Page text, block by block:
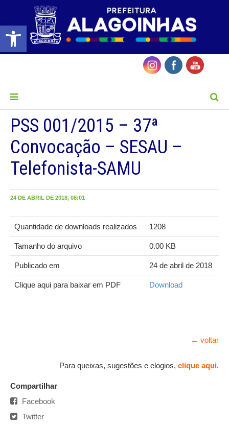
PSS 001/2015 – 37ª
Convocação – SESAU –
Telefonista-SAMU
24 DE ABRIL DE 2018, 08:01
Quantidade de downloads realizados 1208
Tamanho do arquivo 0.00 KB
Publicado em 24 de abril de 2018
Clique aqui para baixar em PDF Download
← voltar
Para queixas, sugestões e elogios, clique aqui.
Compartilhar
Facebook
Twitter
Barra de Ferramentas Aberta